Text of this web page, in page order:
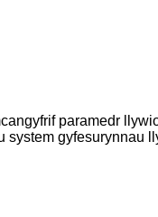
paramedr